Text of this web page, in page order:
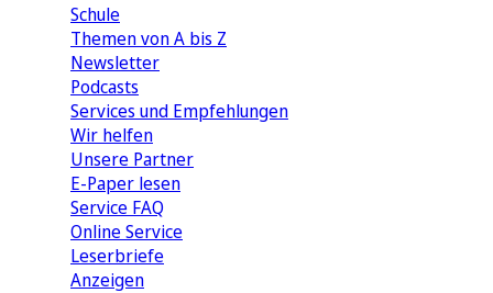
Schule
Themen von A bis Z
Newsletter
Podcasts
Services und Empfehlungen
Wir helfen
Unsere Partner
E-Paper lesen
Service FAQ
Online Service
Leserbriefe
Anzeigen